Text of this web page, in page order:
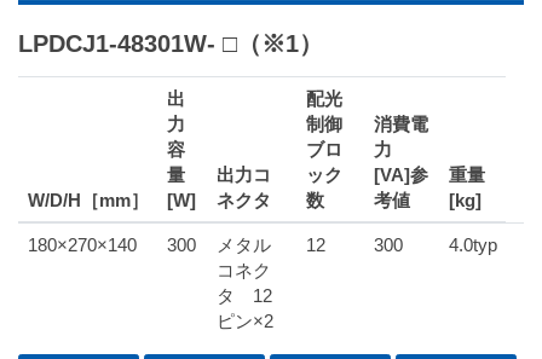
LPDCJ1-48301W- □（※1）
W/D/H［mm］
出
力
容
量
[W]
出力コ
ネクタ
配光
制御
ブロ
ック
数
消費電
力
[VA]参
考値
重量
[kg]
180×270×140 300
メタル
コネク
タ 12
ピン×2
12 300 4.0typ